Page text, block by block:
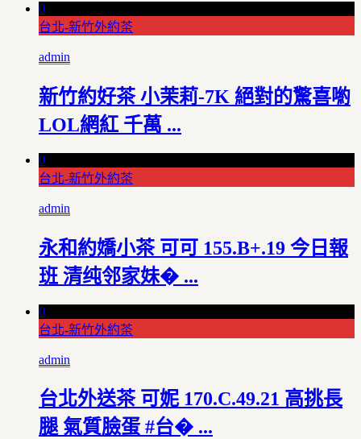
0
台北-新竹外約茶
admin
新竹約好茶 小茉莉-7K 絕對的驚喜喲
LOL網紅 千萬 ...
0
台北-新竹外約茶
admin
永和約嬌小茶 可可 155.B+.19 今日報
班 清纯邻家妹� ...
0
台北-新竹外約茶
admin
台北外送茶 可妮 170.C.49.21 高挑長
腿 氣質臉蛋 #台� ...